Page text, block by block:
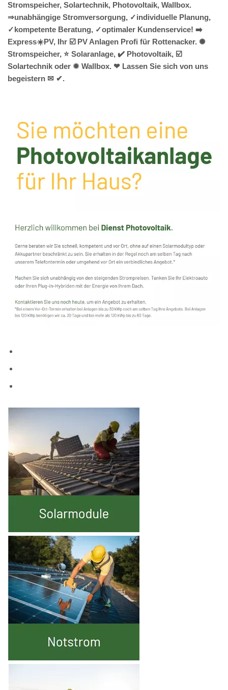
Stromspeicher, Solartechnik, Photovoltaik, Wallbox.
⇒unabhängige Stromversorgung, ✓individuelle Planung,
✓kompetente Beratung, ✓optimaler Kundenservice! ➡️
Express☀️PV️, Ihr ☑️ PV Anlagen Profi für Rottenacker. ✺
Stromspeicher, ⭐ Solaranlage, ✔️ Photovoltaik, ☑️
Solartechnik oder ✹ Wallbox. ❤ Lassen Sie sich von uns
begeistern ✉ ✔.